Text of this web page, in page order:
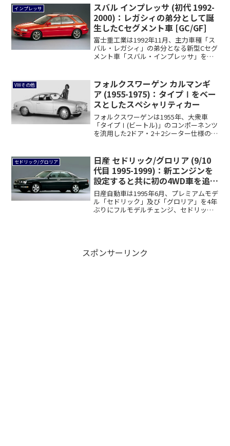
インプレッサ
スバル インプレッサ (初代 1992-
2000)：レガシィの弟分として誕
生したCセグメント車 [GC/GF]
富士重工業は1992年11月、主力車種「ス
バル・レガシィ」の弟分となる新型Cセグ
メント車「スバル・インプレッサ」を発
VWその他
フォルクスワーゲン カルマンギ
ア (1955-1975)：タイプⅠをベー
スとしたスペシャリティカー
フォルクスワーゲンは1955年、大衆車
「タイプⅠ(ビートル)」のコンポーネンツ
を流用した2ドア・2＋2シーター仕様のス
セドリック/グロリア
日産 セドリック/グロリア (9/10
代目 1995-1999)：新エンジンを
設定すると共に初の4WD車を追加
[Y33]
日産自動車は1995年6月、プレミアムモデ
ル「セドリック」及び「グロリア」を4年
ぶりにフルモデルチェンジ、セドリック
スポンサーリンク